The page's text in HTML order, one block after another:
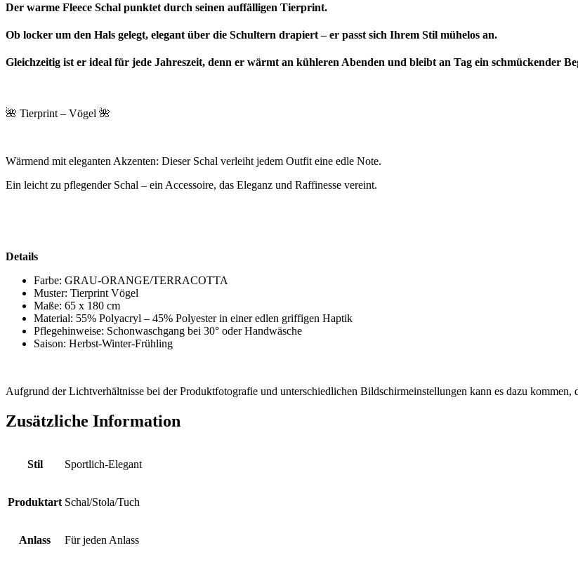
Der warme Fleece Schal punktet durch seinen auffälligen Tierprint.
Ob locker um den Hals gelegt, elegant über die Schultern drapiert – er passt sich Ihrem Stil mühelos an.
Gleichzeitig ist er ideal für jede Jahreszeit, denn er wärmt an kühleren Abenden und bleibt an Tag ein schmückender
🌺 Tierprint – Vögel 🌺
Wärmend mit eleganten Akzenten: Dieser Schal verleiht jedem Outfit eine edle Note.
Ein leicht zu pflegender Schal – ein Accessoire, das Eleganz und Raffinesse vereint.
Details
Farbe: GRAU-ORANGE/TERRACOTTA
Muster: Tierprint Vögel
Maße: 65 x 180 cm
Material: 55% Polyacryl – 45% Polyester in einer edlen griffigen Haptik
Pflegehinweise: Schonwaschgang bei 30° oder Handwäsche
Saison: Herbst-Winter-Frühling
Aufgrund der Lichtverhältnisse bei der Produktfotografie und unterschiedlichen Bildschirmeinstellungen kann es dazu kommen,
Zusätzliche Information
Stil Sportlich-Elegant
Produktart Schal/Stola/Tuch
Anlass Für jeden Anlass